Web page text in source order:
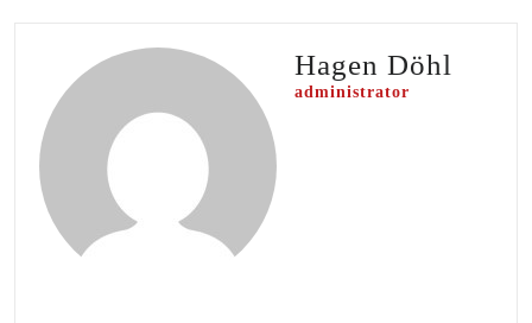
Hagen Döhl
administrator